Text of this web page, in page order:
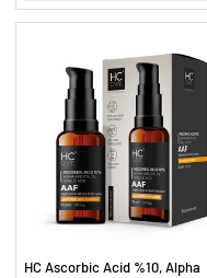
HC Ascorbic Acid %10, Alpha